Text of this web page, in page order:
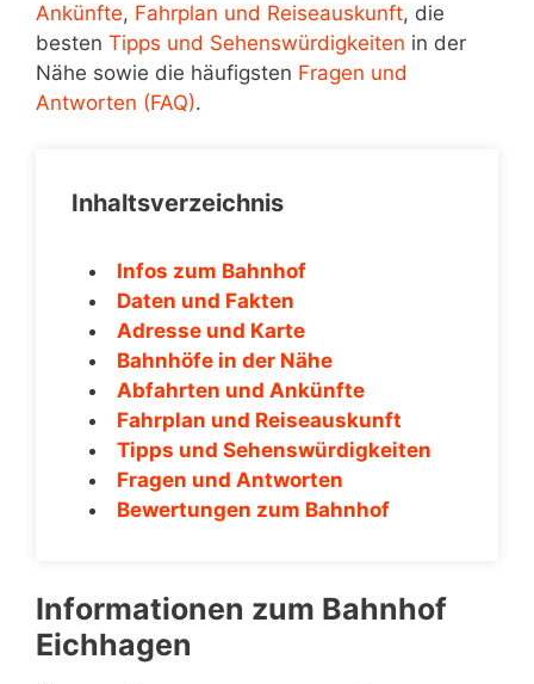
Ankünfte, Fahrplan und Reiseauskunft, die
besten Tipps und Sehenswürdigkeiten in der
Nähe sowie die häufigsten Fragen und
Antworten (FAQ).
Inhaltsverzeichnis
Infos zum Bahnhof
Daten und Fakten
Adresse und Karte
Bahnhöfe in der Nähe
Abfahrten und Ankünfte
Fahrplan und Reiseauskunft
Tipps und Sehenswürdigkeiten
Fragen und Antworten
Bewertungen zum Bahnhof
Informationen zum Bahnhof
Eichhagen